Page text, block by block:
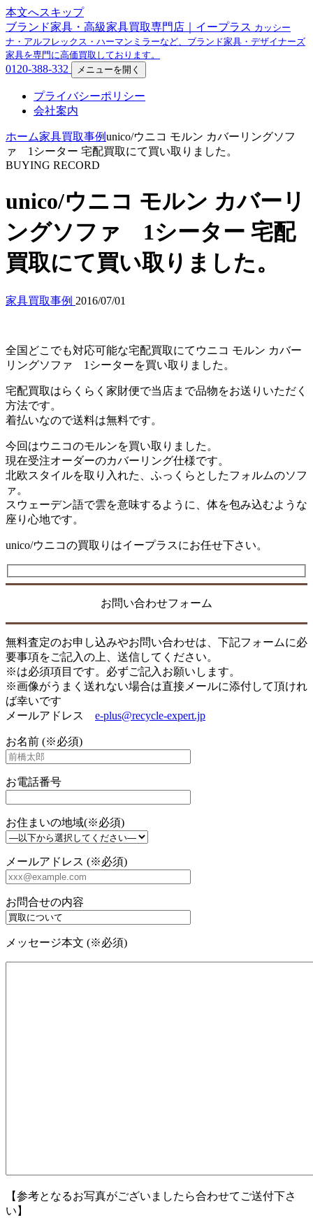
本文へスキップ
ブランド家具・高級家具買取専門店｜イープラス カッシー
ナ・アルフレックス・ハーマンミラーなど、ブランド家具・デザイナーズ
家具を専門に高価買取しております。
0120-388-332 メニューを開く
プライバシーポリシー
会社案内
ホーム家具買取事例unico/ウニコ モルン カバーリングソフ
ァ 1シーター 宅配買取にて買い取りました。
BUYING RECORD
unico/ウニコ モルン カバーリ
ングソファ 1シーター 宅配
買取にて買い取りました。
家具買取事例 2016/07/01
全国どこでも対応可能な宅配買取にてウニコ モルン カバー
リングソファ 1シーターを買い取りました。
宅配買取はらくらく家財便で当店まで品物をお送りいただく
方法です。
着払いなので送料は無料です。
今回はウニコのモルンを買い取りました。
現在受注オーダーのカバーリング仕様です。
北欧スタイルを取り入れた、ふっくらとしたフォルムのソフ
ァ。
スウェーデン語で雲を意味するように、体を包み込むような
座り心地です。
unico/ウニコの買取りはイープラスにお任せ下さい。
お問い合わせフォーム
無料査定のお申し込みやお問い合わせは、下記フォームに必
要事項をご記入の上、送信してください。
※は必須項目です。必ずご記入お願いします。
※画像がうまく送れない場合は直接メールに添付して頂けれ
ば幸いです
メールアドレス e-plus@recycle-expert.jp
お名前 (※必須)
お電話番号
お住まいの地域(※必須)
メールアドレス (※必須)
お問合せの内容
メッセージ本文 (※必須)
【参考となるお写真がございましたら合わせてご送付下さ
い】